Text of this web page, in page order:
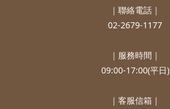
｜聯絡電話｜
02-2679-1177
｜服務時間｜
09:00-17:00(平日)
｜客服信箱｜